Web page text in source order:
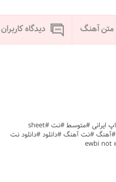
متن آهنگ دیدگاه کاربران
#کویر #گوگوش #عود #پاپ ایرانی #متوسط #نت #sheet
#ملودی #melody #موسیقی #music #آهنگ #نت آهنگ #دانلود #دانلود نت